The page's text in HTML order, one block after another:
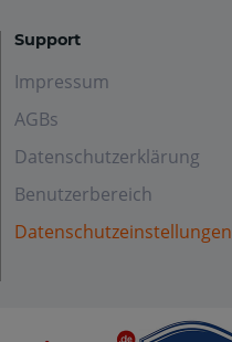
Support
Impressum
AGBs
Datenschutzerklärung
Benutzerbereich
Datenschutzeinstellungen